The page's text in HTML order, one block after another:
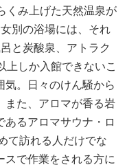
くみ上げた天然温泉が
別の浴場には、それ
と炭酸泉、アトラク
上しか入館できないこ
気。日々のけん騒から
また、アロマが香る岩
るアロマサウナ・ロ
て訪れる人だけでな
スで作業をされる方に